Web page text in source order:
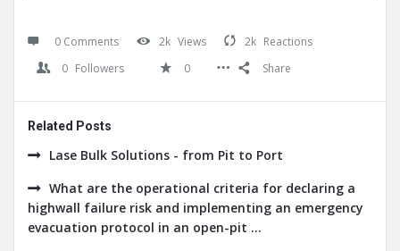
0 Comments 2k Views 2k Reactions
0 Followers 0 Share
Related Posts
Lase Bulk Solutions - from Pit to Port
What are the operational criteria for declaring a
highwall failure risk and implementing an emergency
evacuation protocol in an open-pit ...